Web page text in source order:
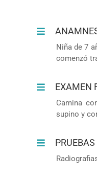
Niña de 7
comenzó
EXAMEN
Camina
supino y